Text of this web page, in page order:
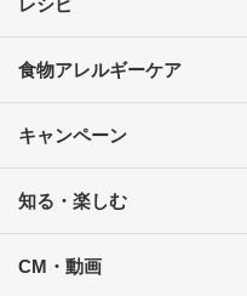
レシピ
食物アレルギーケア
キャンペーン
知る・楽しむ
CM・動画